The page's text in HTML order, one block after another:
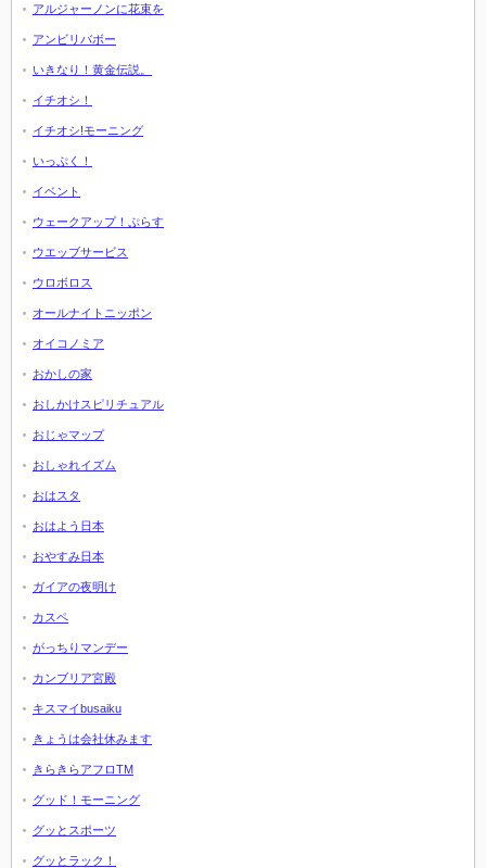
アルジャーノンに花束を
アンビリバボー
いきなり！黄金伝説。
イチオシ！
イチオシ!モーニング
いっぷく！
イベント
ウェークアップ！ぷらす
ウエッブサービス
ウロボロス
オールナイトニッポン
オイコノミア
おかしの家
おしかけスピリチュアル
おじゃマップ
おしゃれイズム
おはスタ
おはよう日本
おやすみ日本
ガイアの夜明け
カスペ
がっちりマンデー
カンブリア宮殿
キスマイbusaiku
きょうは会社休みます
きらきらアフロTM
グッド！モーニング
グッとスポーツ
グッとラック！